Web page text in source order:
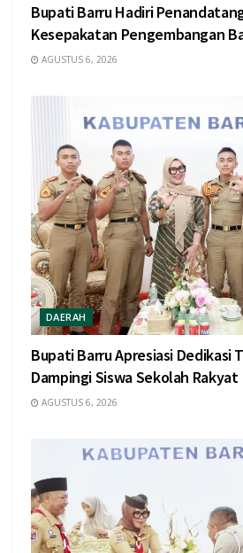
Bupati Barru Hadiri
Kesepakatan Pengembangan
AGUSTUS 6, 2026
DAERAH
Bupati Barru Apresiasi Dedikasi
Dampingi Siswa Sekolah Rakyat
AGUSTUS 6, 2026